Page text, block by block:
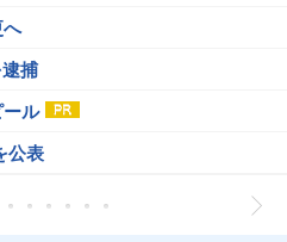
捕
ル
公表